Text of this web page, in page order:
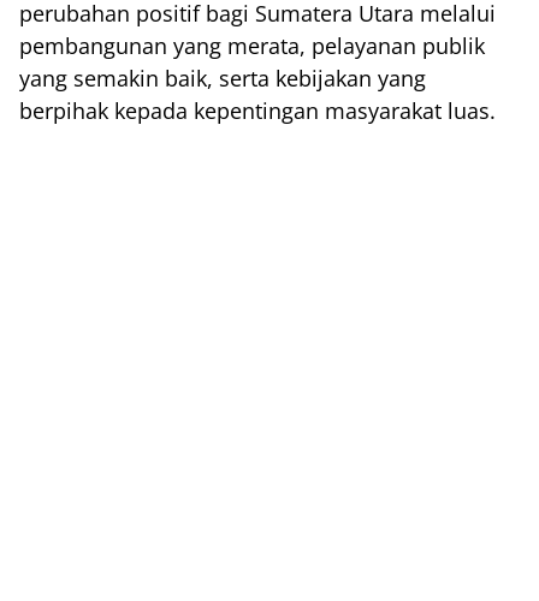
perubahan positif bagi Sumatera Utara melalui
pembangunan yang merata, pelayanan publik
yang semakin baik, serta kebijakan yang
berpihak kepada kepentingan masyarakat luas.